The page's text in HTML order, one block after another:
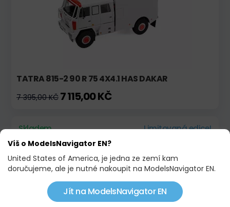
TATRA 815-2 90 R 75 4X4.1 HAS DAKAR
7 395,00 KČ 7 115,00 KČ
Skladem Limitovaná edice!
Víš o ModelsNavigator EN?
United States of America, je jedna ze zemí kam
doručujeme, ale je nutné nakoupit na ModelsNavigator EN.
Jít na ModelsNavigator EN